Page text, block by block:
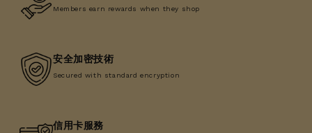
Members earn rewards when they shop
安全加密技術
Secured with standard encryption
信用卡服務